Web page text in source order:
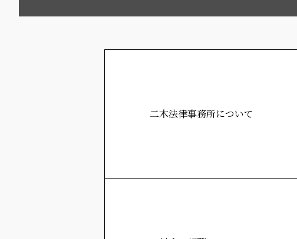
二木法律事務所について